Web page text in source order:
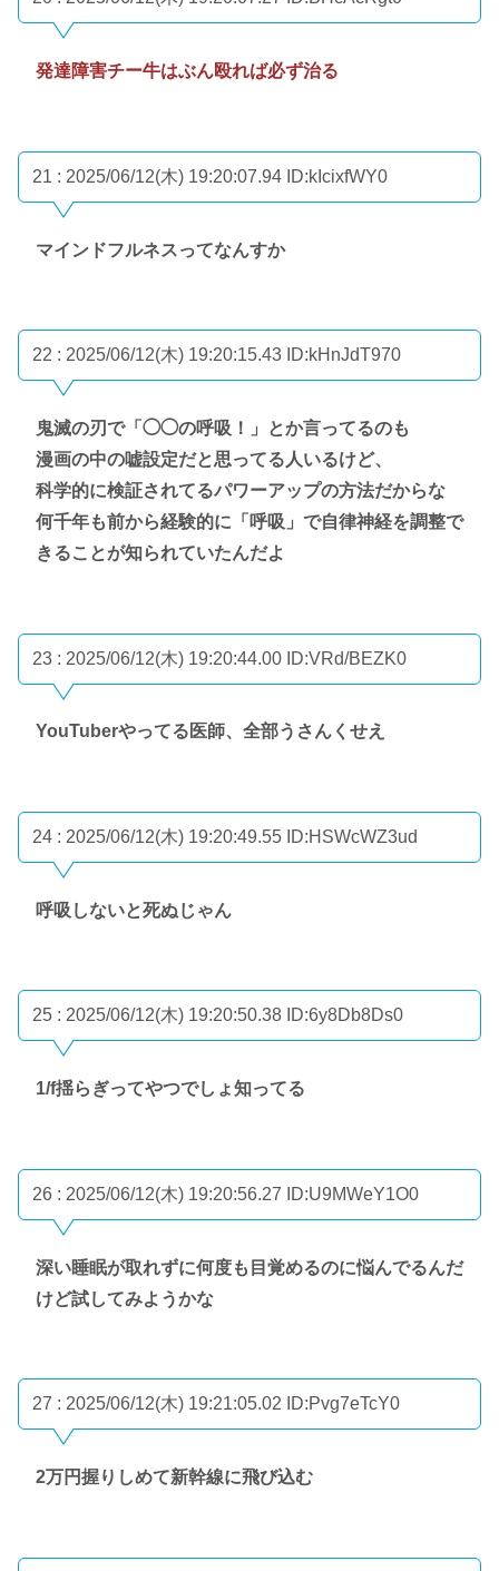
発達障害チー牛はぶん殴れば必ず治る
21 : 2025/06/12(木) 19:20:07.94 ID:kIcixfWY0
マインドフルネスってなんすか
22 : 2025/06/12(木) 19:20:15.43 ID:kHnJdT970
鬼滅の刃で「◯◯の呼吸！」とか言ってるのも
漫画の中の嘘設定だと思ってる人いるけど、
科学的に検証されてるパワーアップの方法だからな
何千年も前から経験的に「呼吸」で自律神経を調整で
きることが知られていたんだよ
23 : 2025/06/12(木) 19:20:44.00 ID:VRd/BEZK0
YouTuberやってる医師、全部うさんくせえ
24 : 2025/06/12(木) 19:20:49.55 ID:HSWcWZ3ud
呼吸しないと死ぬじゃん
25 : 2025/06/12(木) 19:20:50.38 ID:6y8Db8Ds0
1/f揺らぎってやつでしょ知ってる
26 : 2025/06/12(木) 19:20:56.27 ID:U9MWeY1O0
深い睡眠が取れずに何度も目覚めるのに悩んでるんだ
けど試してみようかな
27 : 2025/06/12(木) 19:21:05.02 ID:Pvg7eTcY0
2万円握りしめて新幹線に飛び込む